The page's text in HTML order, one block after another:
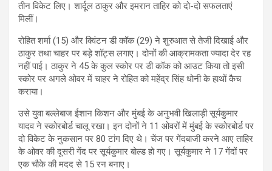
तीन विकेट लिए। शार्दूल ठाकुर और इमरान ताहिर को दो-दो सफलताएं
मिलीं।
रोहित शर्मा (15) और क्विंटन डी कॉक (29) ने शुरुआत से तेजी दिखाई और
ठाकुर तथा चाहर पर बड़े शॉट्स लगाए। दोनों की आक्रामकता ज्यादा देर रह
नहीं पाई। ठाकुर ने 45 के कुल स्कोर पर डी कॉक को आउट किया तो इसी
स्कोर पर अगले ओवर में चाहर ने रोहित को महेंद्र सिंह धोनी के हाथों कैच
कराया।
उसे युवा बल्लेबाज ईशान किशन और मुंबई के अनुभवी खिलाड़ी सूर्यकुमार
यादव ने स्कोरबोर्ड चालू रखा। इन दोनों ने 11 ओवरों में मुंबई के स्कोरबोर्ड पर
दो विकेट के नुकसान पर 80 टांग दिए थे। चेंज पर गेंदबाजी करने आए ताहिर
के ओवर की दूसरी गेंद पर सूर्यकुमार बोल्ड हो गए। सूर्यकुमार ने 17 गेंदों पर
एक चौके की मदद से 15 रन बनाए।